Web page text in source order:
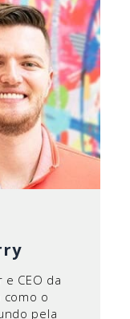
CEO da
como o
pela